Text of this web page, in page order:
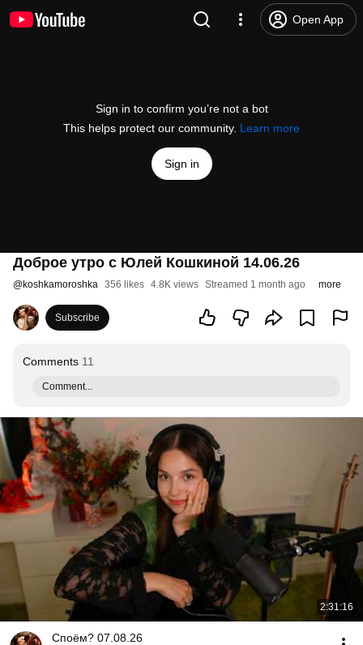
Open App
Sign in to confirm you’re not a bot
This helps protect our community. Learn more
Sign in
Доброе утро с Юлей Кошкиной 14.06.26
@koshkamoroshka 356 likes 4.8K views Streamed 1 month ago more
Subscribe
Comments 11
Comment...
2:31:16
Споём? 07.08.26